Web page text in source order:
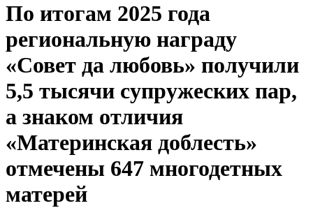
По итогам 2025 года
региональную награду
«Совет да любовь» получили
5,5 тысячи супружеских пар,
а знаком отличия
«Материнская доблесть»
отмечены 647 многодетных
матерей